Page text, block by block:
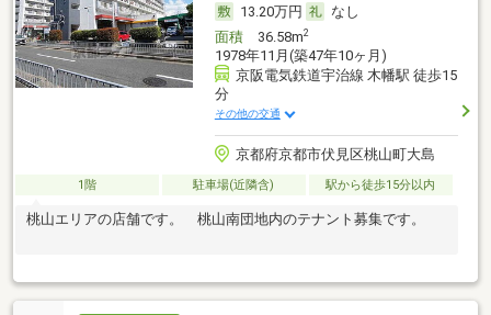
13.20万円
なし
面積36.58m2
1978年11月(築47年10ヶ月)
京阪電気鉄道宇治線 木幡駅 徒歩15
分
その他の交通
京都府京都市伏見区桃山町大島
1階 駐車場(近隣含) 駅から徒歩15分以内
桃山エリアの店舗です。 桃山南団地内のテナント募集です。